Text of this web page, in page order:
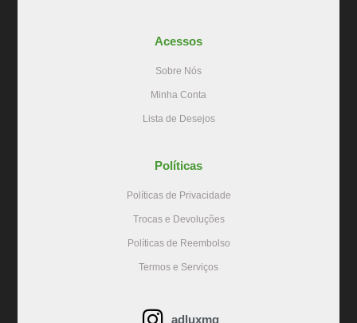
Acessos
Sobre Nós
Minha Conta
Lista de Desejos
Políticas
Políticas de Privacidade
Trocas e Devoluções
Políticas de Reembolso
Termos e Serviços
adluxmg